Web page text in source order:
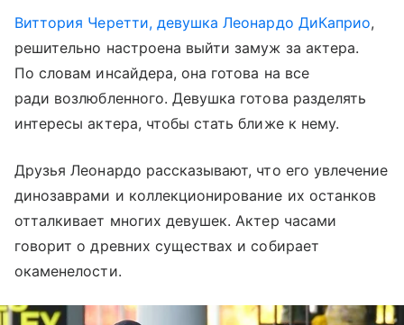
Виттория Черетти, девушка Леонардо ДиКаприо,
решительно настроена выйти замуж за актера.
По словам инсайдера, она готова на все
ради возлюбленного. Девушка готова разделять
интересы актера, чтобы стать ближе к нему.
Друзья Леонардо рассказывают, что его увлечение
динозаврами и коллекционирование их останков
отталкивает многих девушек. Актер часами
говорит о древних существах и собирает
окаменелости.